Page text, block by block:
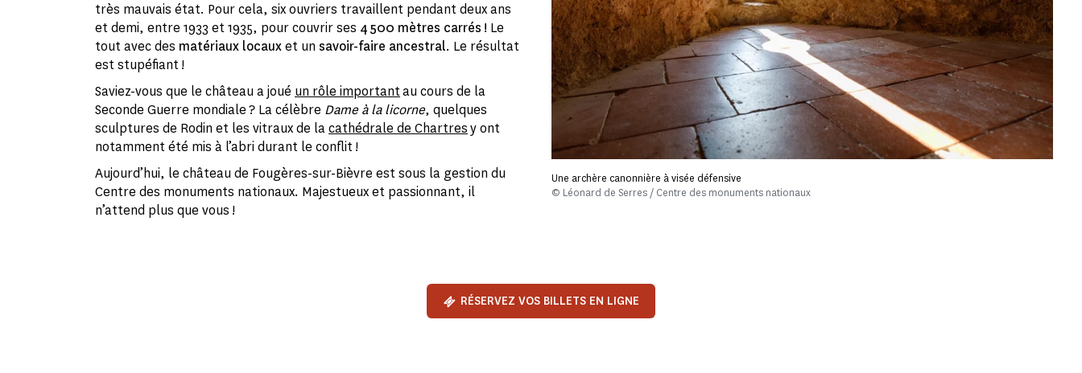
très mauvais état. Pour cela, six ouvriers travaillent pendant deux ans
et demi, entre 1933 et 1935, pour couvrir ses 4 500 mètres carrés ! Le
tout avec des matériaux locauxet un savoir-faire ancestral. Le résultat
est stupéfiant !
Saviez-vous que le château a joué un rôle importantau cours de la
Seconde Guerre mondiale ? La célèbre Dame à la licorne, quelques
sculptures de Rodin et les vitraux de lacathédrale de Chartresy ont
notamment été mis à l’abri durant le conflit !
Aujourd’hui, le château de Fougères-sur-Bièvre est sous la gestion du
Centre des monuments nationaux. Majestueux et passionnant, il
n’attend plus que vous !
Une archère canonnière à visée défensive
© Léonard de Serres / Centre des monuments nationaux
RÉSERVEZ VOS BILLETS EN LIGNE